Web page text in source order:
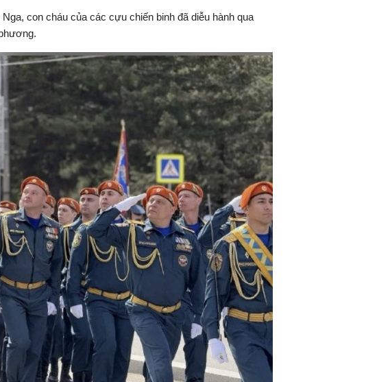
con cháu của các cựu chiến binh đã diễu hành qua